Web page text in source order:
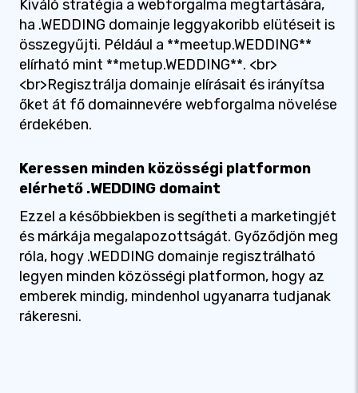
Kiváló stratégia a webforgalma megtartására,
ha .WEDDING domainje leggyakoribb elütéseit is
összegyűjti. Például a **meetup.WEDDING**
elírható mint **metup.WEDDING**. <br>
<br>Regisztrálja domainje elírásait és irányítsa
őket át fő domainnevére webforgalma növelése
érdekében.
Keressen minden közösségi platformon
elérhető .WEDDING domaint
Ezzel a későbbiekben is segítheti a marketingjét
és márkája megalapozottságát. Győződjön meg
róla, hogy .WEDDING domainje regisztrálható
legyen minden közösségi platformon, hogy az
emberek mindig, mindenhol ugyanarra tudjanak
rákeresni.